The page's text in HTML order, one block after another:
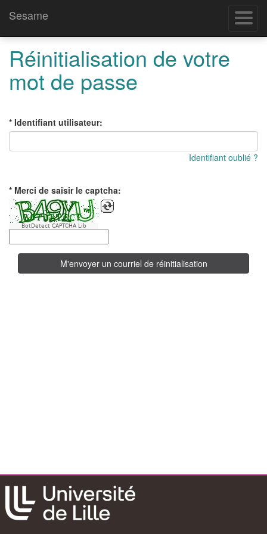
Ouvrir/
le
Sesame
Réinitialisation de votre
mot de passe
* Identifiant utilisateur:
Identifiant oublié ?
* Merci de saisir le captcha:
BotDetect CAPTCHA Lib